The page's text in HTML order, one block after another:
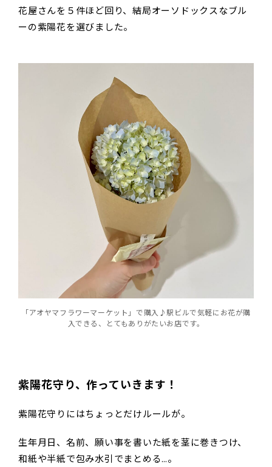
花屋さんを５件ほど回り、結局オーソドックスなブル
ーの紫陽花を選びました。
「アオヤマフラワーマーケット」で購入♪駅ビルで気軽にお花が購
入できる、とてもありがたいお店です。
紫陽花守り、作っていきます！
紫陽花守りにはちょっとだけルールが。
生年月日、名前、願い事を書いた紙を茎に巻きつけ、
和紙や半紙で包み水引でまとめる…。